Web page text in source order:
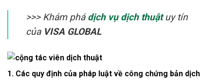
>>> Khám phádịch vụ dịch thuậtuy tín
của VISA GLOBAL
1. Các quy định của pháp luật về công chứng bản dịch